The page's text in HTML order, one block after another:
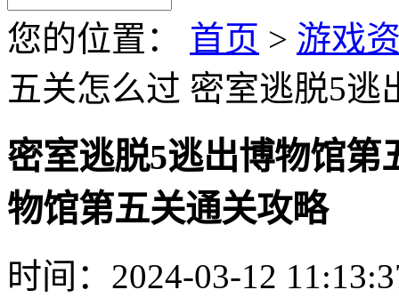
您的位置： 首页 > 游戏
五关怎么过 密室逃脱5
密室逃脱5逃出博物馆第
物馆第五关通关攻略
时间：2024-03-12